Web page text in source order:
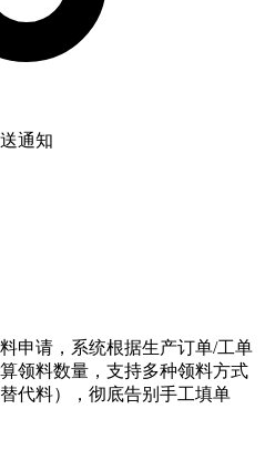
通知
申请，系统根据生产订单/工单
领料数量，支持多种领料方式
代料），彻底告别手工填单